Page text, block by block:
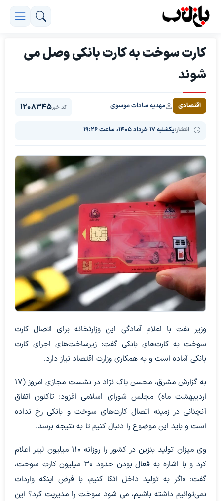
کارت سوخت به کارت بانکی وصل می
شوند
اقتصادی مهدیه سادات موسوی
انتشار:یکشنبه ۱۷ خرداد ۱۴۰۵، ساعت ۱۹:۲۶
کد خبر1208345
وزیر نفت با اعلام آمادگی این وزارتخانه برای اتصال کارت
سوخت به کارت‌های بانکی گفت: زیرساخت‌های اجرای کارت
بانکی آماده است و به همکاری وزارت اقتصاد نیاز دارد.
به گزارش مشرق، محسن پاک نژاد در نشست مجازی امروز (۱۷
اردیبهشت ماه) مجلس شورای اسلامی افزود: تاکنون اتفاق
آنچنانی در زمینه اتصال کارت‌های سوخت و بانکی رخ نداده
است و باید این موضوع را دنبال کنیم تا به نتیجه برسد.
وی میزان تولید بنزین در کشور را روزانه ۱۱۰ میلیون لیتر اعلام
کرد و با اشاره به فعال بودن حدود ۳۰ میلیون کارت سوخت،
گفت: «اگر به تولید داخل اتکا کنیم، با فرض اینکه واردات
نمی‌توانیم داشته باشیم، می شود سوخت را مدیریت کرد؟ این